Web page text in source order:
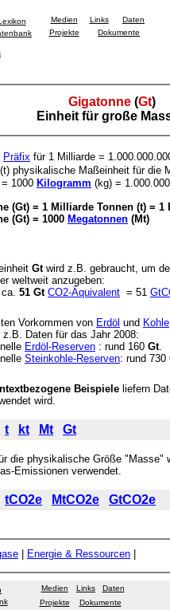
Medien Links
Daten
Projekte
Dokumente
Gigatonne(Gt)
Einheit für große
Präfix für 1 Milliarde =
(t) physikalische Maßeinheit für die
1000 Kilogramm (kg) =
(Gt) = 1 Milliarde Tonnen (t) =
(Gt) = 1000 Megatonnen (Mt)
Gtwird z.B. gebraucht, um
weltweit anzugeben:
51 Gt CO2-Äquivalent = 51
Vorkommen von Erdöl und Kohle
Daten für das Jahr 2008:
Erdöl-Reserven : rund 160 Gt.
Steinkohle-Reserven: rund 730
Beispiele liefern
wird.
t kt Mt Gt
die physikalische Größe "Masse"
Emissionen verwendet.
tCO2e MtCO2e GtCO2e
Energie & Ressourcen
Medien Links
Daten
Projekte
Dokumente